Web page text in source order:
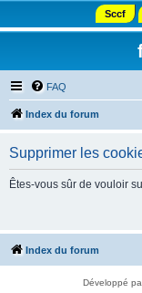
Sccf
FAQ
Index du forum
Supprimer les
Êtes-vous sûr de vouloir
Index du forum
Développé